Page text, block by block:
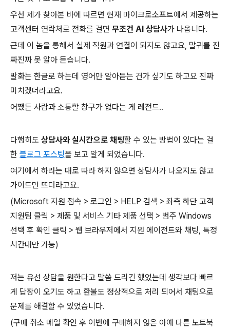
우선 제가 찾아본 바에 따르면 현재 마이크로소프트에서 제공하는
고객센터 연락처로 전화를 걸면 무조건 AI 상담사가 나옵니다.
근데 이 놈을 통해서 실제 직원과 연결이 되지도 않고요, 말귀를 진
짜진짜 못 알아 듣습니다.
발화는 한글로 하는데 영어만 알아듣는 건가 싶기도 하고요 진짜
미치겠더라고요.
어쨌든 사람과 소통할 창구가 없다는 게 레전드..
다행히도 상담사와 실시간으로 채팅할 수 있는 방법이 있다는 걸
한 블로그 포스팅을 보고 알게 되었습니다.
여기에서 하라는 대로 따라 하지 않으면 상담사가 나오지도 않고
가이드만 뜨더라고요.
(Microsoft 지원 접속 > 로그인 > HELP 검색 > 좌측 하단 고객
지원팀 클릭 > 제품 및 서비스 기타 제품 선택 > 범주 Windows
선택 후 확인 클릭 > 웹 브라우저에서 지원 에이전트와 채팅, 특정
시간대만 가능)
저는 유선 상담을 원한다고 말씀 드리긴 했었는데 생각보다 빠르
게 답장이 오기도 하고 환불도 정상적으로 처리 되어서 채팅으로
문제를 해결할 수 있었습니다.
(구매 취소 메일 확인 후 이번에 구매하지 않은 아예 다른 노트북